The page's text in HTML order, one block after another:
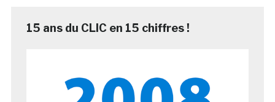
15 ans du CLIC en 15 chiffres !